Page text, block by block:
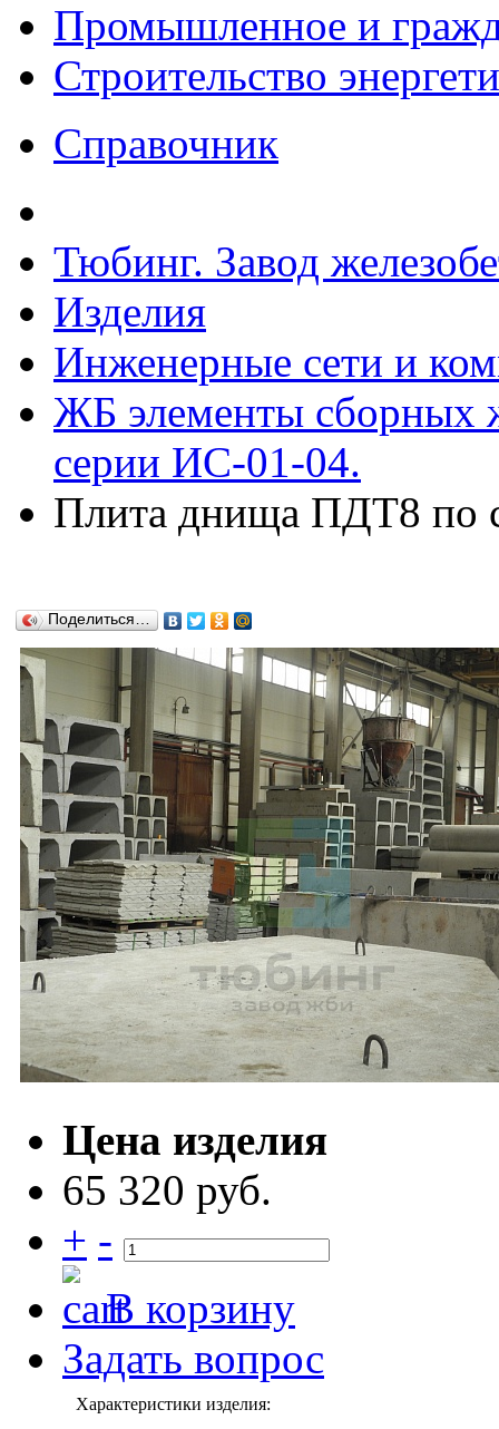
Промышленное и
Строительство
Справочник
Тюбинг. Завод
Изделия
Инженерные сети и
ЖБ элементы сборных
серии ИС-01-04.
Плита днища ПДТ8 по
Поделиться…
Цена изделия
65 320 руб.
+ -
В корзину
Задать вопрос
Характеристики изделия: